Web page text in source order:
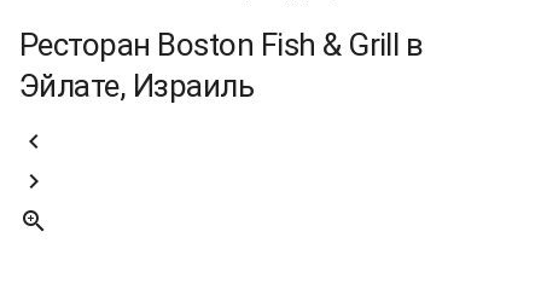
Ресторан Boston Fish & Grill в
Эйлате, Израиль


